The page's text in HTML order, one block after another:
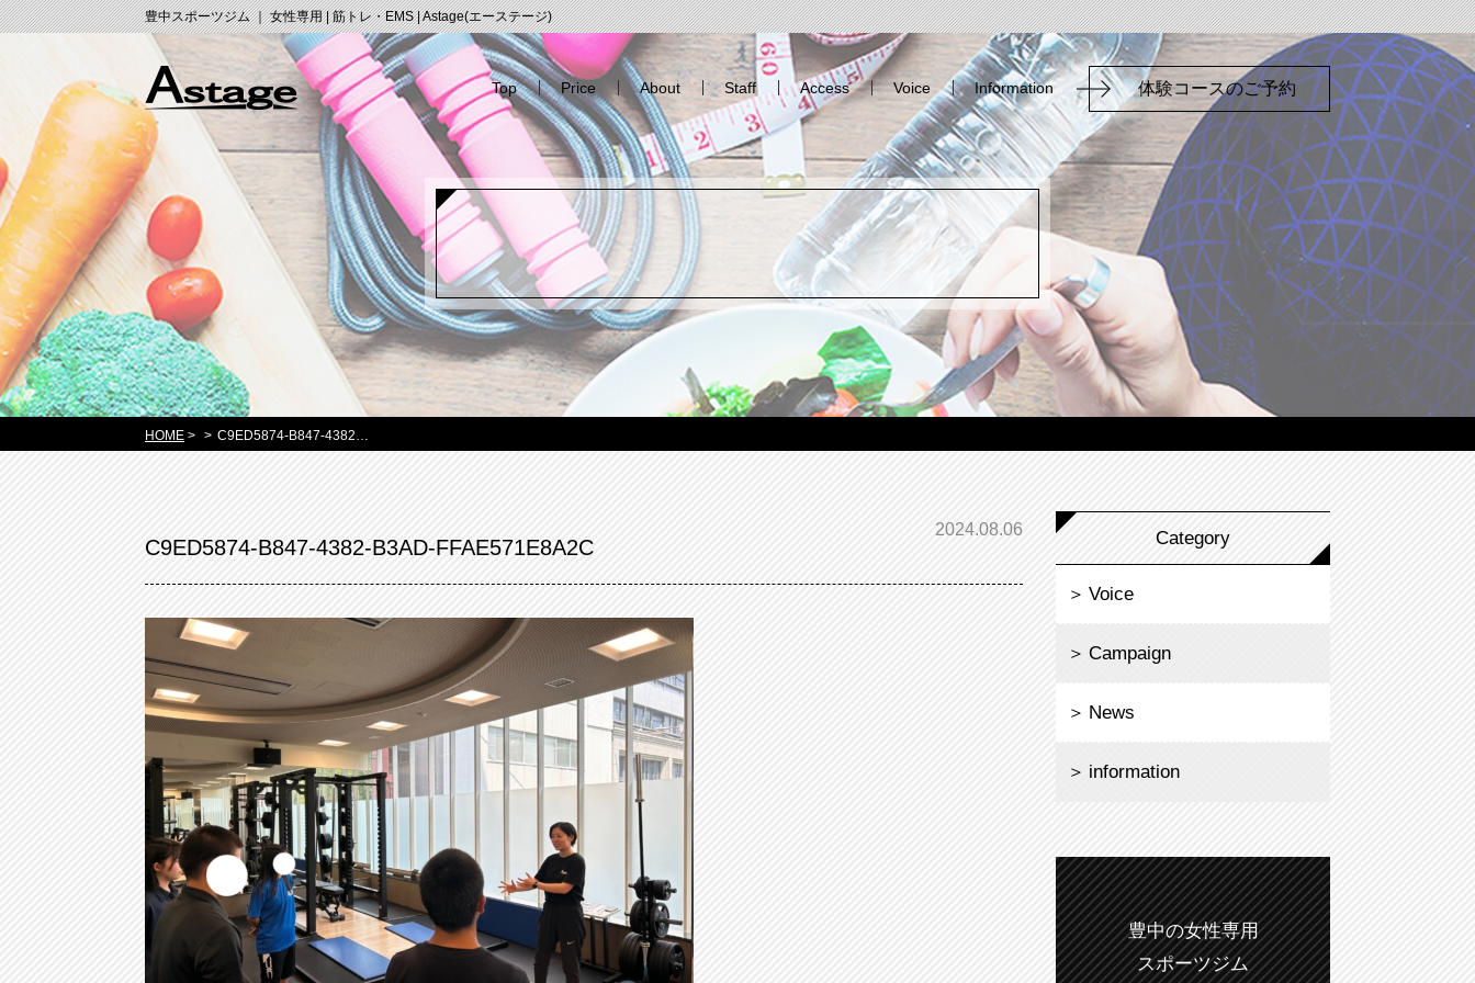
豊中スポーツジム ｜ 女性専用 | 筋トレ・EMS | Astage(エーステージ)
Top Price About Staff Access Voice Information 体験コースのご予約
HOME > > C9ED5874-B847-4382…
2024.08.06
C9ED5874-B847-4382-B3AD-FFAE571E8A2C Category
Voice
Campaign
News
information
豊中の女性専用
スポーツジム